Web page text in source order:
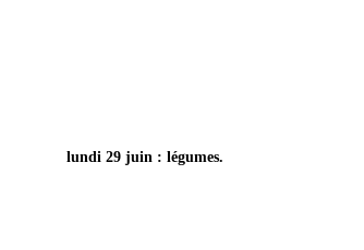
lundi 29 juin : légumes.